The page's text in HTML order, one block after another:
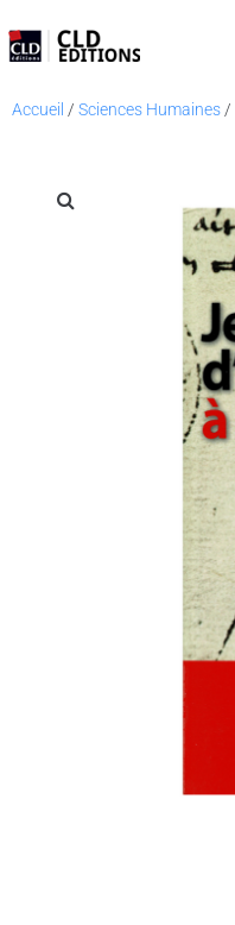
Accueil / Sciences Humaines /